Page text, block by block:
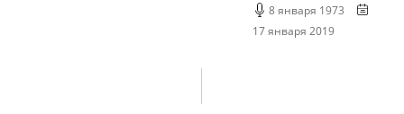
8 января 1973
17 января 2019